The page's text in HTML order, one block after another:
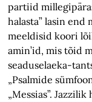
partiid
halasta” lasin end
meeldisid koori
amin’id, mis tõid
seaduselaeka-
„Psalmide
„Messias”.